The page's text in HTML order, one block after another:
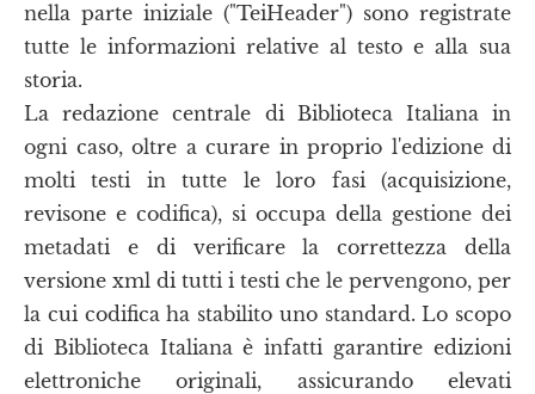
nella parte iniziale ("TeiHeader") sono registrate
tutte le informazioni relative al testo e alla sua
storia.
La redazione centrale di Biblioteca Italiana in
ogni caso, oltre a curare in proprio l'edizione di
molti testi in tutte le loro fasi (acquisizione,
revisone e codifica), si occupa della gestione dei
metadati e di verificare la correttezza della
versione xml di tutti i testi che le pervengono, per
la cui codifica ha stabilito uno standard. Lo scopo
di Biblioteca Italiana è infatti garantire edizioni
elettroniche originali, assicurando elevati